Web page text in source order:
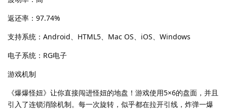
返还率：97.74%
支持系统：Android、HTML5、Mac OS、iOS、Windows
电子系统：RG电子
游戏机制
《爆爆怪妞》让你直接闯进怪妞的地盘！游戏使用5×6的盘面，并且
引入了连锁消除机制。每一次旋转，似乎都在拉开引线，炸弹一爆